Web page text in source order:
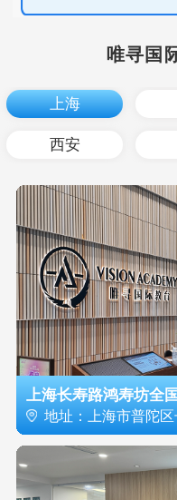
唯寻国
上海
西安
上海长寿路鸿寿坊全
地址：上海市普陀